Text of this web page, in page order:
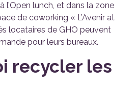
l’Open lunch, et dans la zone
de coworking « L’Avenir at
locataires de GHO peuvent
pour leurs bureaux.
recycler les